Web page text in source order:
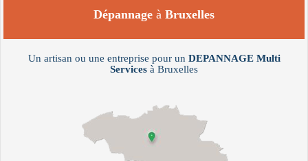
Dépannage à Bruxelles
Un artisan ou une entreprise pour un DEPANNAGE Multi
Services à Bruxelles